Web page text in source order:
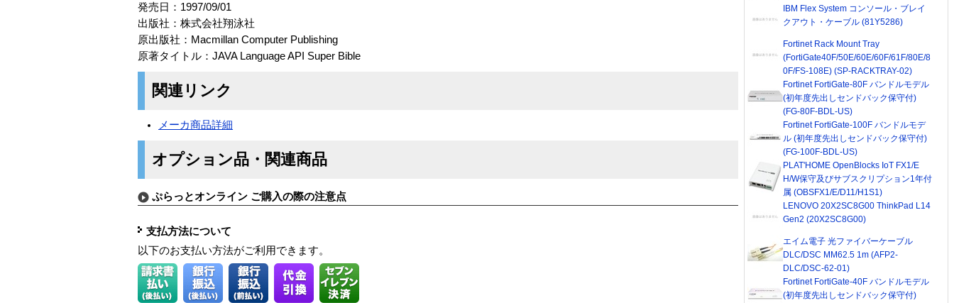
発売日：1997/09/01
出版社：株式会社翔泳社
原出版社：Macmillan Computer Publishing
原著タイトル：JAVA Language API Super Bible
関連リンク
メーカ商品詳細
オプション品・関連商品
ぷらっとオンライン ご購入の際の注意点
支払方法について
以下のお支払い方法がご利用できます。
IBM Flex System コンソール・ブレイ
クアウト・ケーブル (81Y5286)
Fortinet Rack Mount Tray
(FortiGate40F/50E/60E/60F/61F/80E/8
0F/FS-108E) (SP-RACKTRAY-02)
Fortinet FortiGate-80F バンドルモデル
(初年度先出しセンドバック保守付)
(FG-80F-BDL-US)
Fortinet FortiGate-100F バンドルモデ
ル (初年度先出しセンドバック保守付)
(FG-100F-BDL-US)
PLAT'HOME OpenBlocks IoT FX1/E
H/W保守及びサブスクリプション1年付
属 (OBSFX1/E/D11/H1S1)
LENOVO 20X2SC8G00 ThinkPad L14
Gen2 (20X2SC8G00)
エイム電子 光ファイバーケーブル
DLC/DSC MM62.5 1m (AFP2-
DLC/DSC-62-01)
Fortinet FortiGate-40F バンドルモデル
(初年度先出しセンドバック保守付)